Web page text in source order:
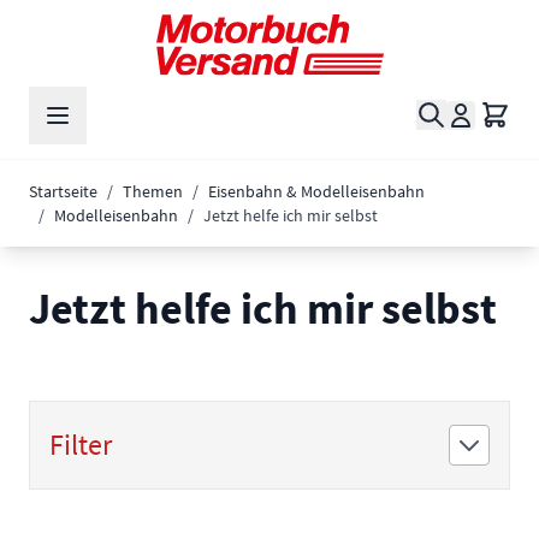
Zum Inhalt springen
Suche
Startseite / Themen / Eisenbahn & Modelleisenbahn
/ Modelleisenbahn / Jetzt helfe ich mir selbst
Jetzt helfe ich mir selbst
Filter